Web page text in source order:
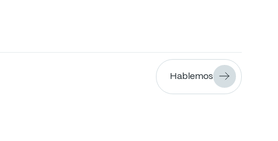
Hablemos